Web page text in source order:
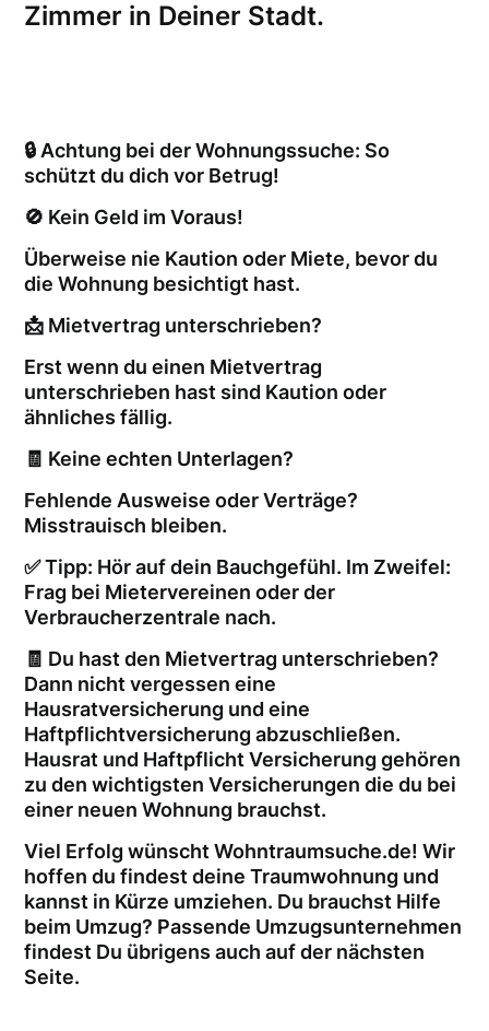
Zimmer in Deiner Stadt.
🔒 Achtung bei der Wohnungssuche: So
schützt du dich vor Betrug!
🚫 Kein Geld im Voraus!
Überweise nie Kaution oder Miete, bevor du
die Wohnung besichtigt hast.
📩 Mietvertrag unterschrieben?
Erst wenn du einen Mietvertrag
unterschrieben hast sind Kaution oder
ähnliches fällig.
🧾 Keine echten Unterlagen?
Fehlende Ausweise oder Verträge?
Misstrauisch bleiben.
✅ Tipp: Hör auf dein Bauchgefühl. Im Zweifel:
Frag bei Mietervereinen oder der
Verbraucherzentrale nach.
🧾 Du hast den Mietvertrag unterschrieben?
Dann nicht vergessen eine
Hausratversicherung und eine
Haftpflichtversicherung abzuschließen.
Hausrat und Haftpflicht Versicherung gehören
zu den wichtigsten Versicherungen die du bei
einer neuen Wohnung brauchst.
Viel Erfolg wünscht Wohntraumsuche.de! Wir
hoffen du findest deine Traumwohnung und
kannst in Kürze umziehen. Du brauchst Hilfe
beim Umzug? Passende Umzugsunternehmen
findest Du übrigens auch auf der nächsten
Seite.